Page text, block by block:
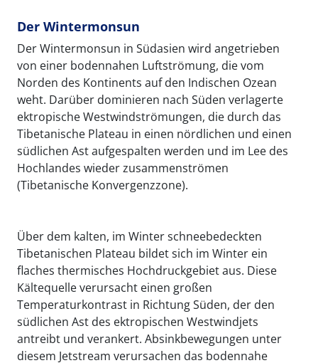
Der Wintermonsun
Der Wintermonsun in Südasien wird angetrieben
von einer bodennahen Luftströmung, die vom
Norden des Kontinents auf den Indischen Ozean
weht. Darüber dominieren nach Süden verlagerte
ektropische Westwindströmungen, die durch das
Tibetanische Plateau in einen nördlichen und einen
südlichen Ast aufgespalten werden und im Lee des
Hochlandes wieder zusammenströmen
(Tibetanische Konvergenzzone).
Über dem kalten, im Winter schneebedeckten
Tibetanischen Plateau bildet sich im Winter ein
flaches thermisches Hochdruckgebiet aus. Diese
Kältequelle verursacht einen großen
Temperaturkontrast in Richtung Süden, der den
südlichen Ast des ektropischen Westwindjets
antreibt und verankert. Absinkbewegungen unter
diesem Jetstream verursachen das bodennahe